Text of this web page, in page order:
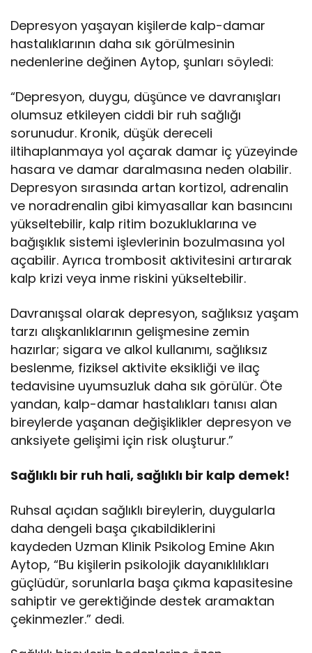
Depresyon yaşayan kişilerde kalp-damar
hastalıklarının daha sık görülmesinin
nedenlerine değinen Aytop, şunları söyledi:
“Depresyon, duygu, düşünce ve davranışları
olumsuz etkileyen ciddi bir ruh sağlığı
sorunudur. Kronik, düşük dereceli
iltihaplanmaya yol açarak damar iç yüzeyinde
hasara ve damar daralmasına neden olabilir.
Depresyon sırasında artan kortizol, adrenalin
ve noradrenalin gibi kimyasallar kan basıncını
yükseltebilir, kalp ritim bozukluklarına ve
bağışıklık sistemi işlevlerinin bozulmasına yol
açabilir. Ayrıca trombosit aktivitesini artırarak
kalp krizi veya inme riskini yükseltebilir.
Davranışsal olarak depresyon, sağlıksız yaşam
tarzı alışkanlıklarının gelişmesine zemin
hazırlar; sigara ve alkol kullanımı, sağlıksız
beslenme, fiziksel aktivite eksikliği ve ilaç
tedavisine uyumsuzluk daha sık görülür. Öte
yandan, kalp-damar hastalıkları tanısı alan
bireylerde yaşanan değişiklikler depresyon ve
anksiyete gelişimi için risk oluşturur.”
Sağlıklı bir ruh hali, sağlıklı bir kalp demek!
Ruhsal açıdan sağlıklı bireylerin, duygularla
daha dengeli başa çıkabildiklerini
kaydeden Uzman Klinik Psikolog Emine Akın
Aytop, “Bu kişilerin psikolojik dayanıklılıkları
güçlüdür, sorunlarla başa çıkma kapasitesine
sahiptir ve gerektiğinde destek aramaktan
çekinmezler.” dedi.